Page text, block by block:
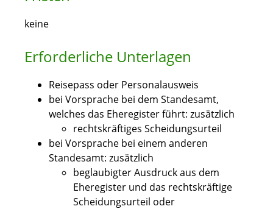
keine
Erforderliche Unterlagen
Reisepass oder Personalausweis
bei Vorsprache bei dem Standesamt,
welches das Eheregister führt: zusätzlich
rechtskräftiges Scheidungsurteil
bei Vorsprache bei einem anderen
Standesamt: zusätzlich
beglaubigter Ausdruck aus dem
Eheregister und das rechtskräftige
Scheidungsurteil oder